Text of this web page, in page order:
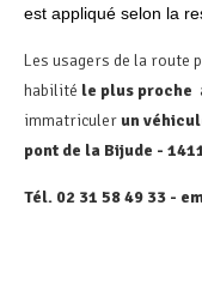
est appliqué selon la
Les usagers de la route
habilité le plus proche
immatriculerun
pont de la Bijude -
Tél. 02 31 58 49 33 -